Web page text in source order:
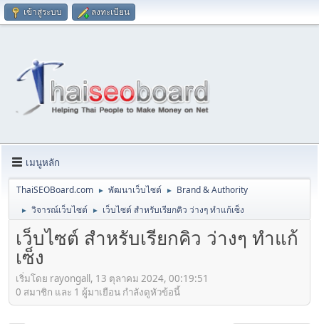
เข้าสู่ระบบ ลงทะเบียน
เมนูหลัก
ThaiSEOBoard.com ► พัฒนาเว็บไซต์ ► Brand & Authority
► วิจารณ์เว็บไซต์ ► เว็บไซต์ สำหรับเรียกคิว ว่างๆ ทำแก้เซ็ง
เว็บไซต์ สำหรับเรียกคิว ว่างๆ ทำแก้
เซ็ง
เริ่มโดย rayongall, 13 ตุลาคม 2024, 00:19:51
0 สมาชิก และ 1 ผู้มาเยือน กำลังดูหัวข้อนี้